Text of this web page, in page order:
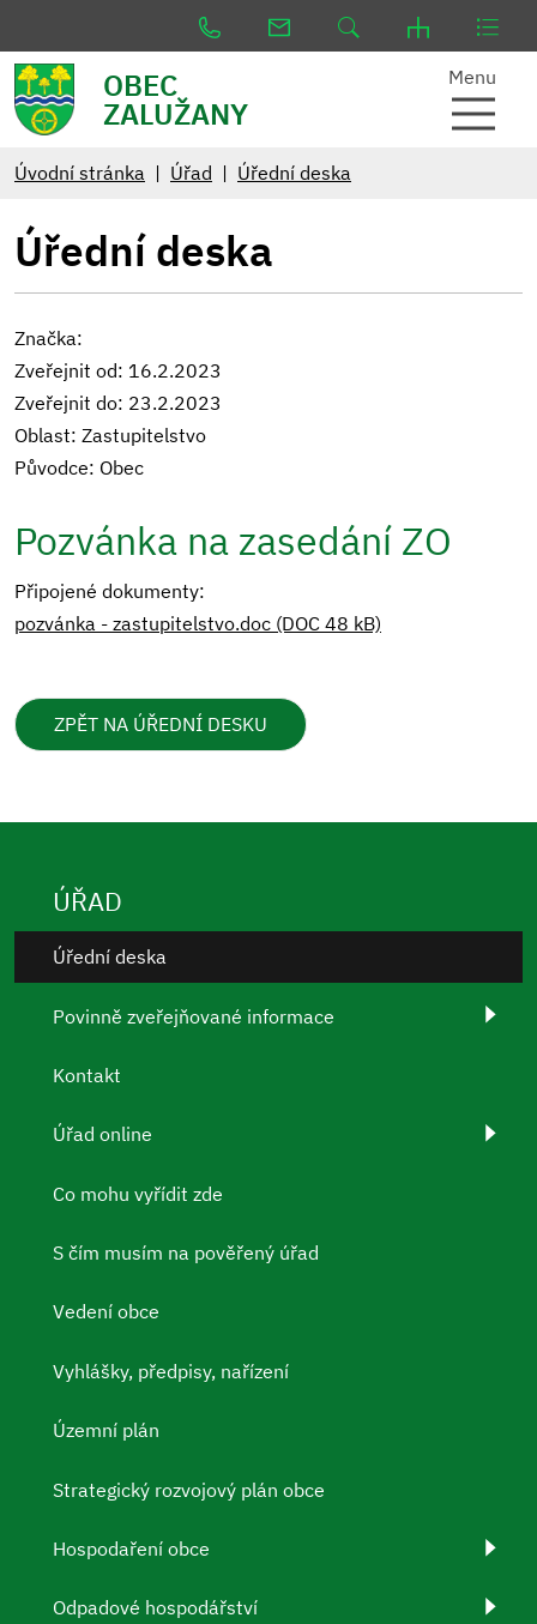
OBEC
ZALUŽANY
Menu
Úvodní stránka Úřad Úřední deska
Úřední deska
Značka:
Zveřejnit od: 16.2.2023
Zveřejnit do: 23.2.2023
Oblast: Zastupitelstvo
Původce: Obec
Pozvánka na zasedání ZO
Připojené dokumenty:
pozvánka - zastupitelstvo.doc (DOC 48 kB)
ZPĚT NA ÚŘEDNÍ DESKU
ÚŘAD
Úřední deska
Povinně zveřejňované informace
Kontakt
Úřad online
Co mohu vyřídit zde
S čím musím na pověřený úřad
Vedení obce
Vyhlášky, předpisy, nařízení
Územní plán
Strategický rozvojový plán obce
Hospodaření obce
Odpadové hospodářství